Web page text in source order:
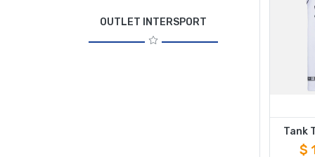
OUTLET INTERSPORT
Tank
$